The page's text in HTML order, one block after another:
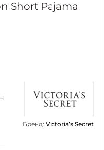
Short Pajama
Бренд: Victoria’s Secret